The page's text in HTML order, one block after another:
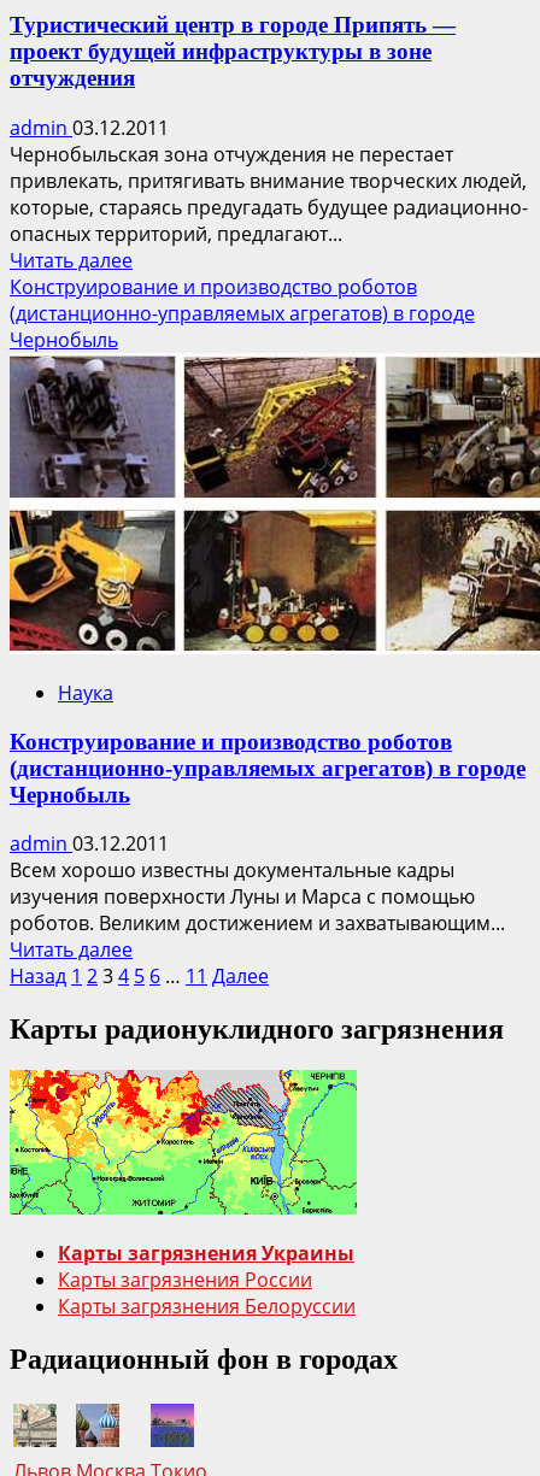
Туристический центр в городе Припять —
проект будущей инфраструктуры в зоне
отчуждения
admin 03.12.2011
Чернобыльская зона отчуждения не перестает
привлекать, притягивать внимание творческих людей,
которые, стараясь предугадать будущее радиационно-
опасных территорий, предлагают...
Читать далееПрочитать
больше
о
центр
городе
Припять
—
проект
будущей
инфраструктуры
в
зоне
отчуждения
Конструирование и производство роботов
(дистанционно-управляемых агрегатов) в городе
Чернобыль
Наука
Конструирование и производство роботов
(дистанционно-управляемых агрегатов) в городе
Чернобыль
admin 03.12.2011
Всем хорошо известны документальные кадры
изучения поверхности Луны и Марса с помощью
роботов. Великим достижением и захватывающим...
Читать далееПрочитать
больше
Конструирование
производство
роботов
(дистанционно-
управляемых
агрегатов)
в
Чернобыль
Пагинация
Назад 1 234 5 6 … 11 Далее
Карты радионуклидного загрязнения
Карты загрязнения Украины
Карты загрязнения России
Карты загрязнения Белоруссии
Радиационный фон в городах